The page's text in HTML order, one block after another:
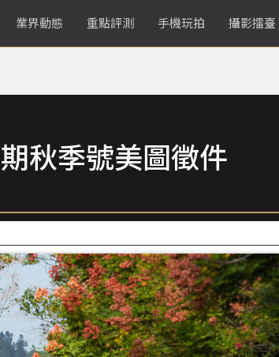
業界動態 重點評測 手機玩拍 攝影擂臺
秋季號美圖徵件